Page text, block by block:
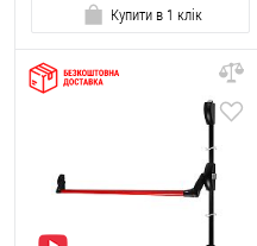
Купити в 1 клік